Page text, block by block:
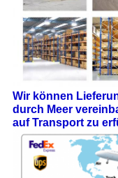
Wir können
durch Meer
auf Transport zu